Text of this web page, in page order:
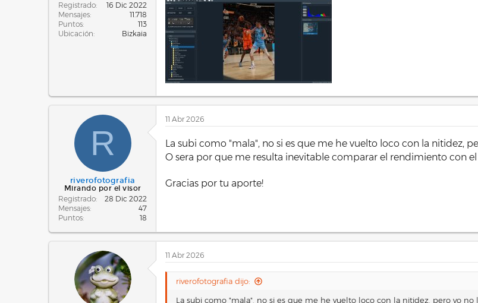
Registrado
16 Dic 2022
Mensajes
11.718
Puntos
113
Ubicación
Bizkaia
R
riverofotografia
Mirando por el visor
Registrado
28 Dic 2022
Mensajes
47
Puntos
18
11 Abr 2026
La subi como "mala", no si es que me he vuelto loco con la nitidez,
O sera por que me resulta inevitable comparar el rendimiento con
Gracias por tu aporte!
11 Abr 2026
riverofotografia dijo:
La subi como "mala", no si es que me he vuelto loco con la nitidez, pero yo no